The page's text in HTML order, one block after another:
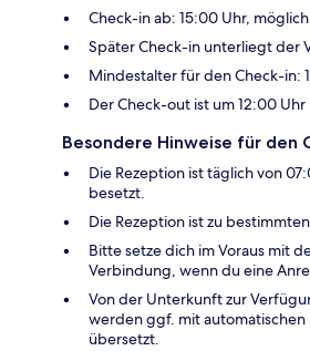
Check-in ab: 15:00 Uhr,
Später Check-in unterliegt der
Mindestalter für den Check-in:
Der Check-out ist um 12:00 Uhr
Besondere Hinweise für den
Die Rezeption ist täglich von
besetzt.
Die Rezeption ist zu
Bitte setze dich im Voraus mit
Verbindung, wenn du eine
Von der Unterkunft zur
werden ggf. mit
übersetzt.